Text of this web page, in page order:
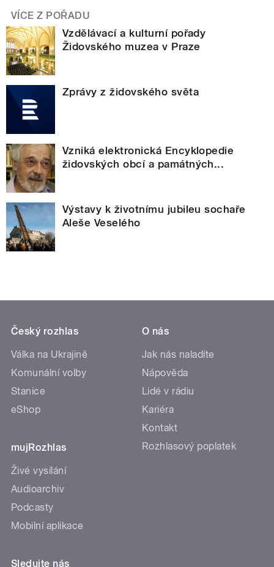
VÍCE Z POŘADU
Vzdělávací a kulturní pořady
Židovského muzea v Praze
Zprávy z židovského světa
Vzniká elektronická Encyklopedie
židovských obcí a památných...
Výstavy k životnímu jubileu sochaře
Aleše Veselého
Český rozhlas
Válka na Ukrajině
Komunální volby
Stanice
eShop
mujRozhlas
Živé vysílání
Audioarchiv
Podcasty
Mobilní aplikace
O nás
Jak nás naladíte
Nápověda
Lidé v rádiu
Kariéra
Kontakt
Rozhlasový poplatek
Sledujte nás